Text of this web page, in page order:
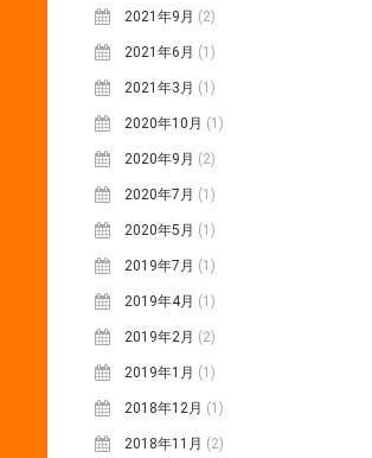
2021年9月 (2)
2021年6月 (1)
2021年3月 (1)
2020年10月 (1)
2020年9月 (2)
2020年7月 (1)
2020年5月 (1)
2019年7月 (1)
2019年4月 (1)
2019年2月 (2)
2019年1月 (1)
2018年12月 (1)
2018年11月 (2)